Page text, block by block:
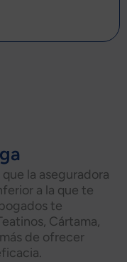
la aseguradora
a la que te
te
Cártama,
de ofrecer